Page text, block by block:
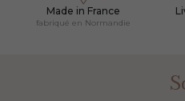
Made in France
fabriqué en Normandie